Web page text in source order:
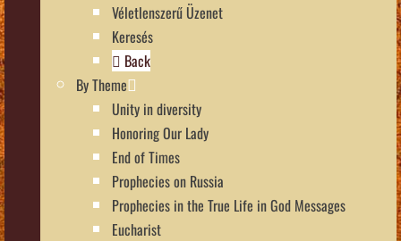
Véletlenszerű Üzenet
Keresés
Back
By Theme
Unity in diversity
Honoring Our Lady
End of Times
Prophecies on Russia
Prophecies in the True Life in God Messages
Eucharist